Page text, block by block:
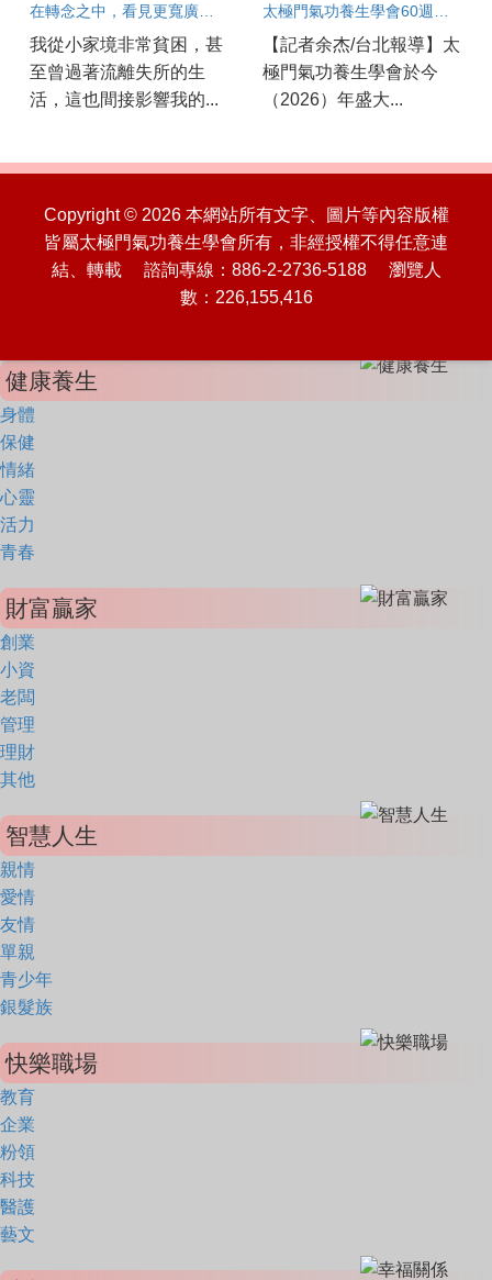
在轉念之中，看見更寬廣的人生
我從小家境非常貧困，甚
至曾過著流離失所的生
活，這也間接影響我的...
太極門氣功養生學會60週年慶開幕！
【記者余杰/台北報導】太
極門氣功養生學會於今
（2026）年盛大...
Copyright © 2026 本網站所有文字、圖片等內容版權
皆屬太極門氣功養生學會所有，非經授權不得任意連
結、轉載 諮詢專線：886-2-2736-5188 瀏覽人
數：226,155,416
健康養生
身體
保健
情緒
心靈
活力
青春
財富贏家
創業
小資
老闆
管理
理財
其他
智慧人生
親情
愛情
友情
單親
青少年
銀髮族
快樂職場
教育
企業
粉領
科技
醫護
藝文